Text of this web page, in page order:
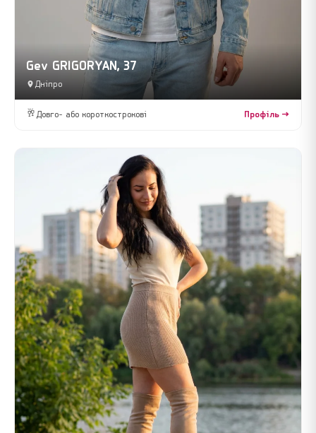
Gev GRIGORYAN, 37
Дніпро
🥂 Довго- або короткострокові Профіль →